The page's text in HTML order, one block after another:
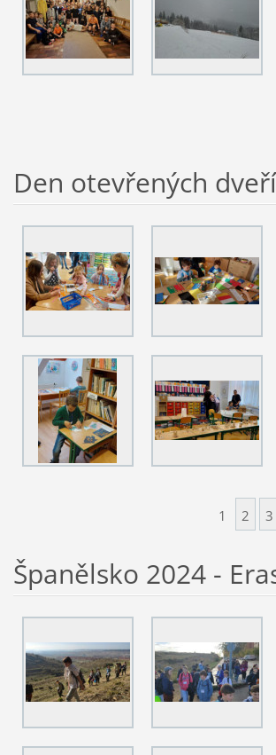
Den otevřených
1 2 3
Španělsko 2024 -